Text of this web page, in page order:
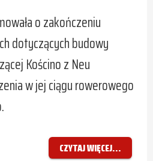
o zakończeniu
dotyczących budowy
Kościno z Neu
w jej ciągu rowerowego
CZYTAJ WIĘCEJ...